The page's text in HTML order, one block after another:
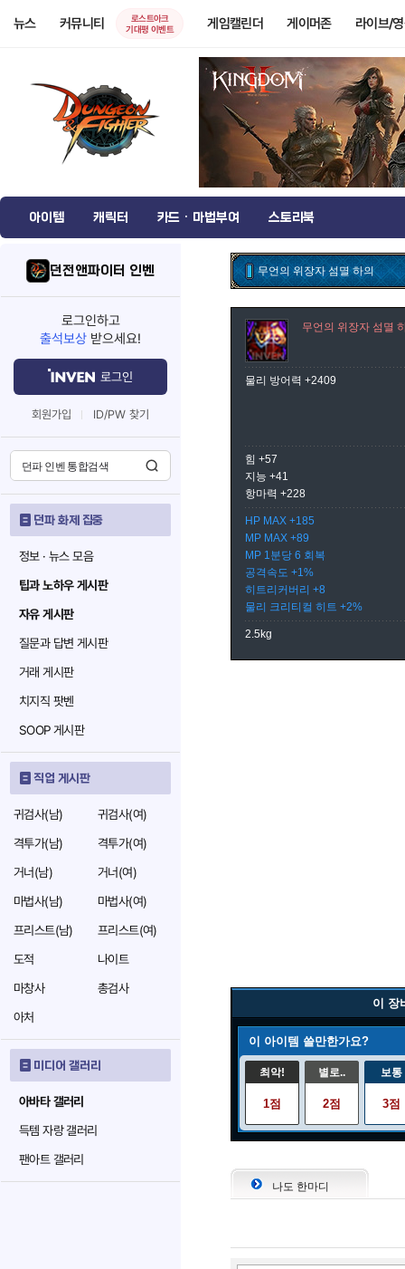
뉴스 커뮤니티
로스트아크
기대평 이벤트
게임캘린더 게이머존 라이브/
아이템 캐릭터 카드 · 마법부여 스토리북
던전앤파이터 인벤
로그인하고
출석보상 받으세요!
로그인
회원가입 ID/PW 찾기
던파 화제 집중
정보 · 뉴스 모음
팁과 노하우 게시판
자유 게시판
질문과 답변 게시판
거래 게시판
치지직 팟벤
SOOP 게시판
직업 게시판
귀검사(남)
귀검사(여)
격투가(남)
격투가(여)
거너(남)
거너(여)
마법사(남)
마법사(여)
프리스트(남)
프리스트(여)
도적
나이트
마창사
총검사
아처
미디어 갤러리
아바타 갤러리
득템 자랑 갤러리
팬아트 갤러리
무언의 위장자 섬멸 하의
무언의 위장자 섬멸
물리 방어력 +2409
힘 +57
지능 +41
항마력 +228
HP MAX +185
MP MAX +89
MP 1분당 6 회복
공격속도 +1%
히트리커버리 +8
물리 크리티컬 히트 +2%
2.5kg
이 장
이 아이템 쓸만한가요?
최악!
1점
별로..
2점
보통
3점
나도 한마디